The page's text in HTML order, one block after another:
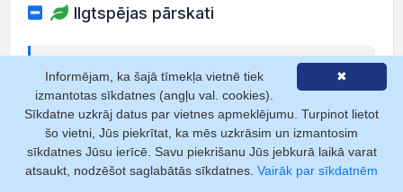
Ilgtspējas pārskati
Strukturēts dokuments par
uzņēmuma ietekmi uz vidi, sociālajiem aspektiem un
pārvaldību (ESG).
Lasīt vairāk
Ilgtspējas pārskati nav pievienoti.Pievienot
✖
Informējam, ka šajā tīmekļa vietnē tiek
izmantotas sīkdatnes (angļu val. cookies).
Sīkdatne uzkrāj datus par vietnes apmeklējumu. Turpinot lietot
šo vietni, Jūs piekrītat, ka mēs uzkrāsim un izmantosim
sīkdatnes Jūsu ierīcē. Savu piekrišanu Jūs jebkurā laikā varat
atsaukt, nodzēšot saglabātās sīkdatnes. Vairāk par sīkdatnēm